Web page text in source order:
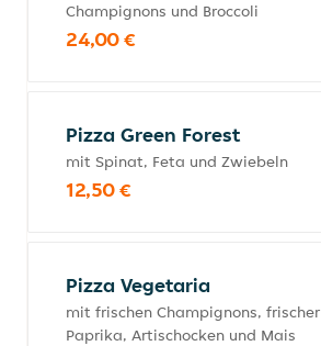
Champignons und Broccoli
24,00 €
Pizza Green Forest
mit Spinat, Feta und Zwiebeln
12,50 €
Pizza Vegetaria
mit frischen Champignons, frischer
Paprika, Artischocken und Mais